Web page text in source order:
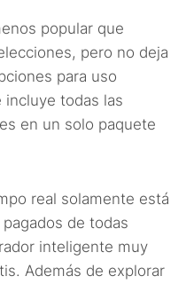
popular que
pero no deja
para uso
incluye todas las
en un solo paquete
real solamente está
de todas
inteligente muy
Además de explorar